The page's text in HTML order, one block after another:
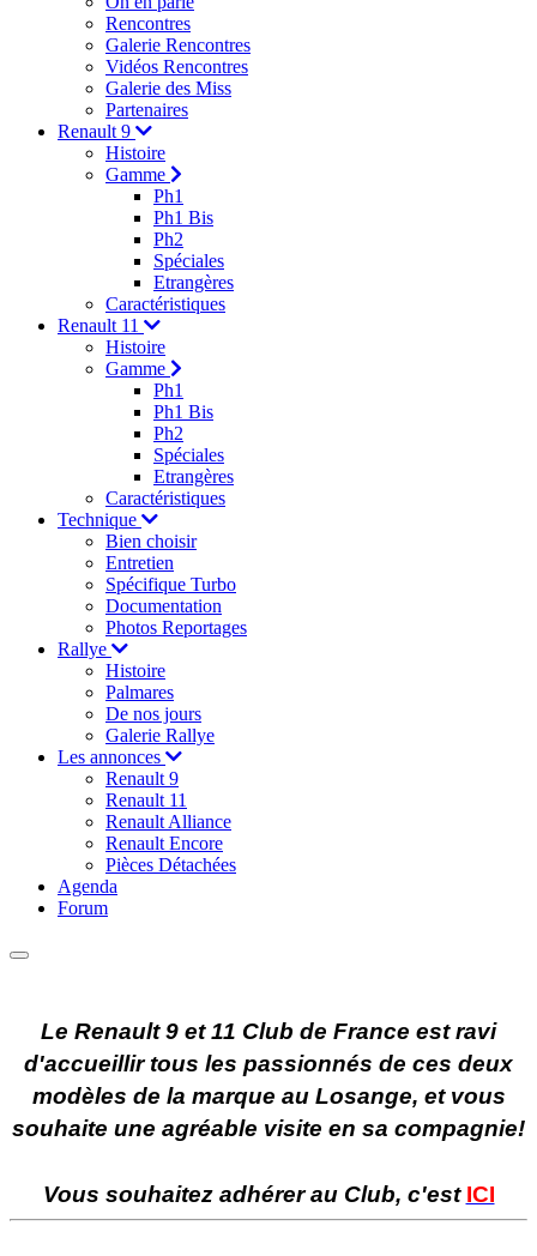
Rencontres
Galerie Rencontres
Vidéos Rencontres
Galerie des Miss
Partenaires
Renault 9
Histoire
Gamme
Ph1
Ph1 Bis
Ph2
Spéciales
Etrangères
Caractéristiques
Renault 11
Histoire
Gamme
Ph1
Ph1 Bis
Ph2
Spéciales
Etrangères
Caractéristiques
Technique
Bien choisir
Entretien
Spécifique Turbo
Documentation
Photos Reportages
Rallye
Histoire
Palmares
De nos jours
Galerie Rallye
Les annonces
Renault 9
Renault 11
Renault Alliance
Renault Encore
Pièces Détachées
Agenda
Forum
Le Renault 9 et 11 Club de France est ravi
d'accueillir tous les passionnés de ces deux
modèles de la marque au Losange, et vous
souhaite une agréable visite en sa compagnie!
Vous souhaitez adhérer au Club, c'est ICI